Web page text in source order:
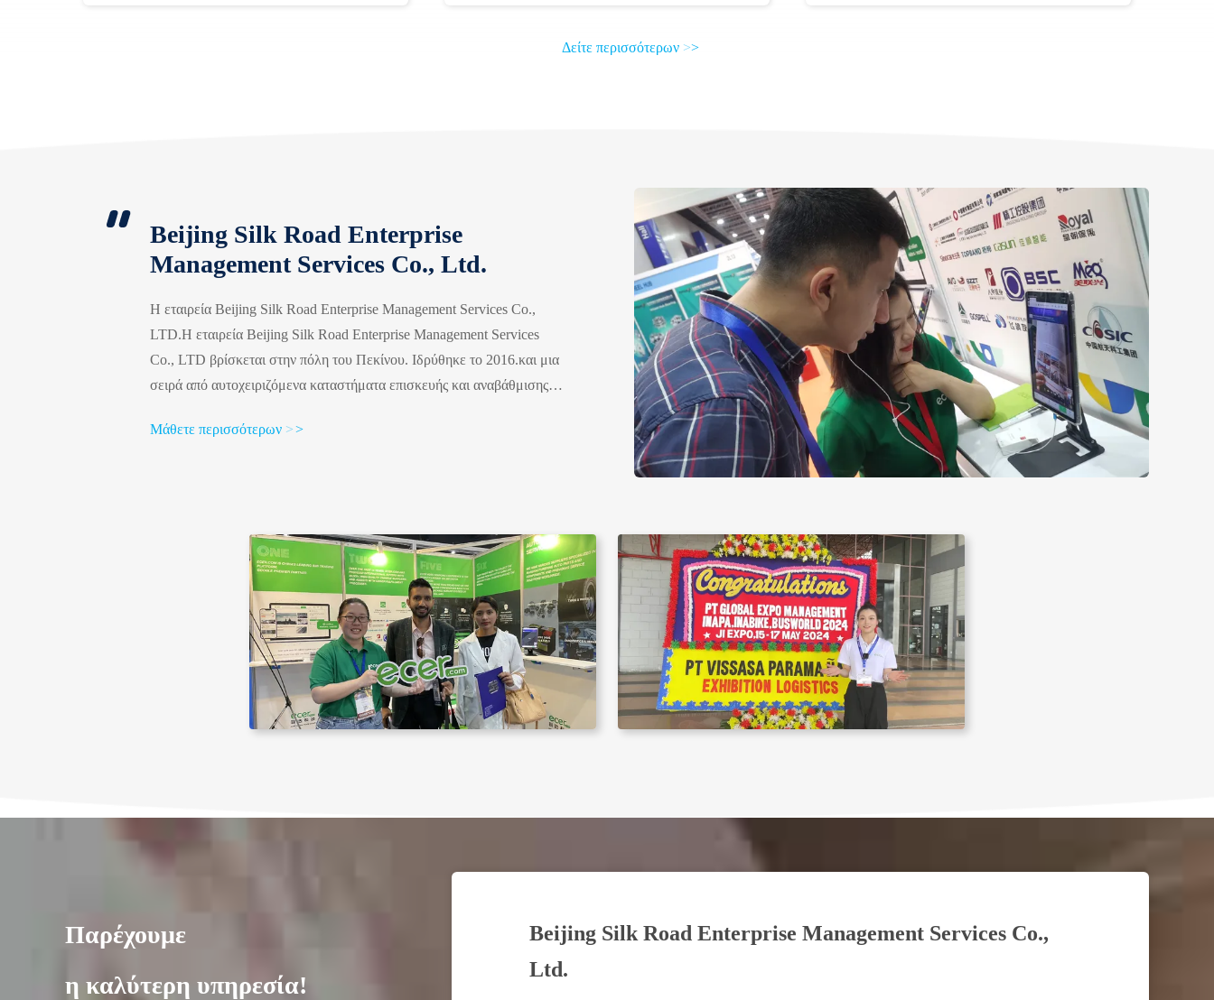
Δείτε περισσότερων >>
Beijing Silk Road Enterprise
Management Services Co., Ltd.
Η εταιρεία Beijing Silk Road Enterprise Management Services Co.,
LTD.Η εταιρεία Beijing Silk Road Enterprise Management Services
Co., LTD βρίσκεται στην πόλη του Πεκίνου. Ιδρύθηκε το 2016.και μια
σειρά από αυτοχειριζόμενα καταστήματα επισκευής και αναβάθμισης
συνεχώς την εμπειρία αναβάθμισης των ιδιοκτητών αυτοκινήτων και τις
Μάθετε περισσότερων >>
Παρέχουμε
η καλύτερη υπηρεσία!
Beijing Silk Road Enterprise Management Services Co.,
Ltd.